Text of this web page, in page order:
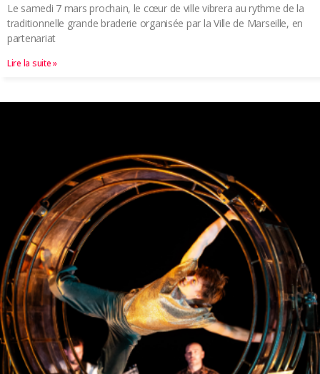
Le samedi 7 mars prochain, le cœur de ville vibrera au rythme de la
traditionnelle grande braderie organisée par la Ville de Marseille, en
partenariat
Lire la suite »